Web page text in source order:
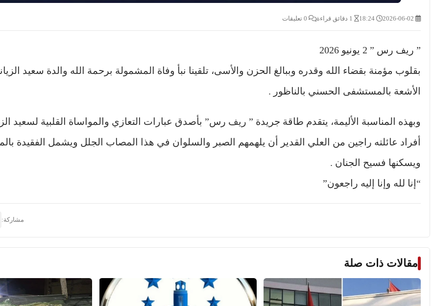
” ريف رس ” 2 يونيو 2026
بقلوب مؤمنة بقضاء الله وقدره وببالغ الحزن والأسى، تلقينا نبأ وفاة المشمولة برحمة الله والدة سعيد
الأشعة بالمستشفى الحسني بالناظور .
وبهذه المناسبة الأليمة، يتقدم طاقة جريدة ” ريف رس” بأصدق عبارات التعازي والمواساة القلبية لسعيد
أفراد عائلته راجين من العلي القدير أن يلهمهم الصبر والسلوان في هذا المصاب الجلل ويشمل الفقيدة
ويسكنها فسيح الجنان .
“إنا لله وإنا إليه راجعون”
مشاركة:
مقالات ذات صلة